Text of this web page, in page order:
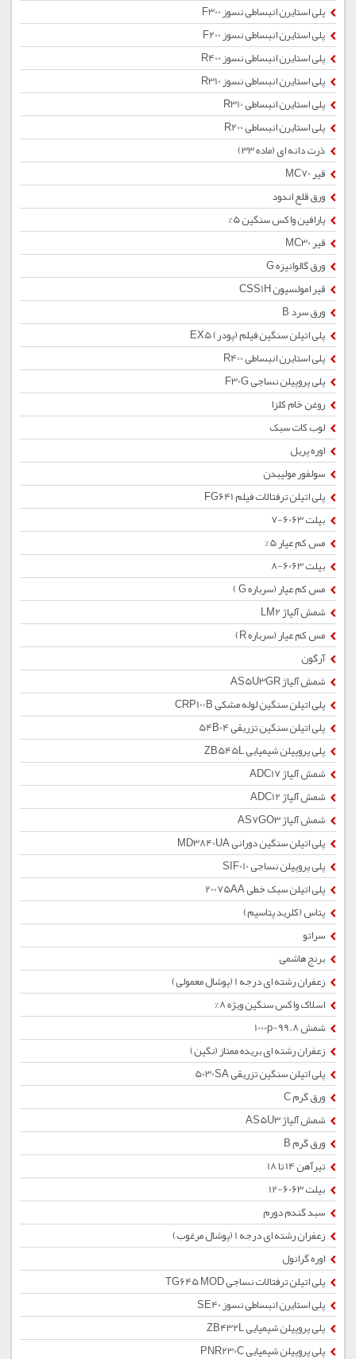
پلی استایرن انبساطی نسوز F300
پلی استایرن انبساطی نسوز F200
پلی استایرن انبساطی نسوز R400
پلی استایرن انبساطی نسوز R310
پلی استایرن انبساطی R310
پلی استایرن انبساطی R200
ذرت دانه ای (ماده 33)
قیر MC70
ورق قلع اندود
پارافین واکس سنگین 5%
قیر MC30
ورق گالوانیزه G
قیر امولسیون CSS1H
ورق سرد B
پلی اتیلن سنگین فیلم (پودر) EX5
پلی استایرن انبساطی R400
پلی پروپیلن نساجی F30G
روغن خام کلزا
لوب کات سبک
اوره پریل
سولفور مولیبدن
پلی اتیلن ترفتالات فیلم FG641
بیلت 6063-7
مس کم عیار 5%
بیلت 6063-8
مس کم عیار (سرباره G )
شمش آلیاژ LM2
مس کم عیار (سرباره R)
آرگون
شمش آلیاژ AS5U3GR
پلی اتیلن سنگین لوله مشکی CRP100B
پلی اتیلن سنگین تزریقی 54B04
پلی پروپیلن شیمیایی ZB545L
شمش آلیاژ ADC17
شمش آلیاژ ADC12
شمش آلیاژ AS7GO3
پلی اتیلن سنگین دورانی MD3840UA
پلی پروپیلن نساجی SIF010
پلی اتیلن سبک خطی 20075AA
پتاس (کلرید پتاسیم)
سراتو
برنج هاشمی
زعفران رشته ای درجه 1 (پوشال معمولی)
اسلاک واکس سنگین ویژه 8%
شمش 1000p-99.8
زعفران رشته ای بریده ممتاز (نگین)
پلی اتیلن سنگین تزریقی 5030SA
ورق گرم C
شمش آلیاژ AS5U3
ورق گرم B
تیرآهن 14 تا 18
بیلت 6063-12
سبد گندم دورم
زعفران رشته ای درجه 1 (پوشال مرغوب)
اوره گرانول
پلی اتیلن ترفتالات نساجی TG645 MOD
پلی استایرن انبساطی نسوز SE40
پلی پروپیلن شیمیایی ZB432L
پلی پروپیلن شیمیایی PNR230C